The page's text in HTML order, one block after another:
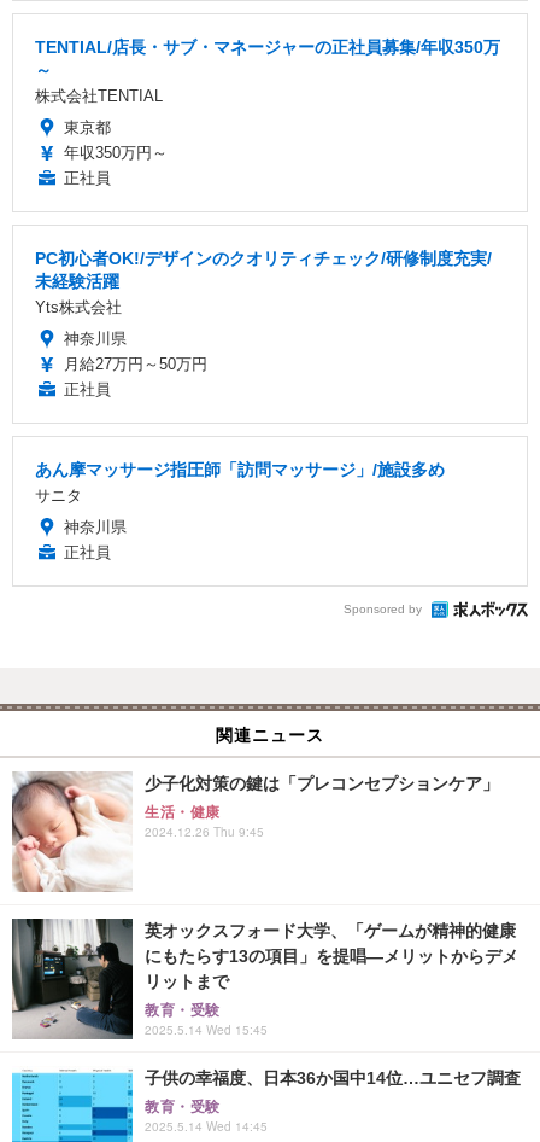
TENTIAL/店長・サブ・マネージャーの正社員募集/年収350万
～
株式会社TENTIAL
東京都
年収350万円～
正社員
PC初心者OK!/デザインのクオリティチェック/研修制度充実/
未経験活躍
Yts株式会社
神奈川県
月給27万円～50万円
正社員
あん摩マッサージ指圧師「訪問マッサージ」/施設多め
サニタ
神奈川県
正社員
Sponsored by
関連ニュース
少子化対策の鍵は「プレコンセプションケア」
生活・健康
2024.12.26 Thu 9:45
英オックスフォード大学、「ゲームが精神的健康
にもたらす13の項目」を提唱―メリットからデメ
リットまで
教育・受験
2025.5.14 Wed 15:45
子供の幸福度、日本36か国中14位…ユニセフ調査
教育・受験
2025.5.14 Wed 14:45